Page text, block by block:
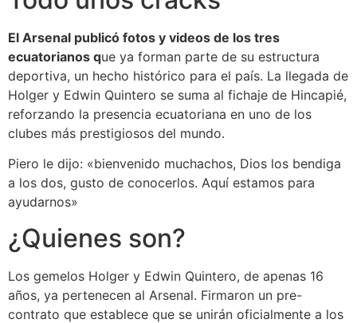
El Arsenal publicó fotos y videos de los tres
ecuatorianos que ya forman parte de su estructura
deportiva, un hecho histórico para el país. La llegada de
Holger y Edwin Quintero se suma al fichaje de Hincapié,
reforzando la presencia ecuatoriana en uno de los
clubes más prestigiosos del mundo.
Piero le dijo: «bienvenido muchachos, Dios los bendiga
a los dos, gusto de conocerlos. Aquí estamos para
ayudarnos»
¿Quienes son?
Los gemelos Holger y Edwin Quintero, de apenas 16
años, ya pertenecen al Arsenal. Firmaron un pre-
contrato que establece que se unirán oficialmente a los